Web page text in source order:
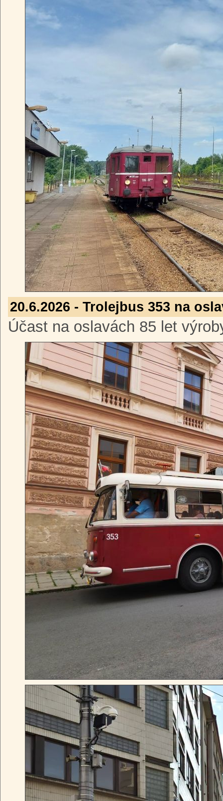
20.6.2026 - Trolejbus 353 na
Účast na oslavách 85 let